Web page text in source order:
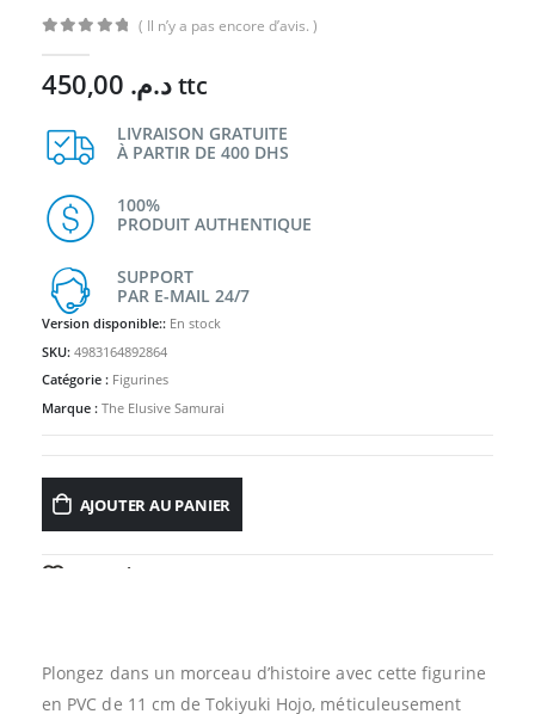
( Il n’y a pas encore d’avis. )
د.م. ttc
LIVRAISON GRATUITE
À PARTIR DE 400 DHS
100%
PRODUIT AUTHENTIQUE
SUPPORT
PAR E-MAIL 24/7
Version disponible:: En stock
SKU: 4983164892864
Catégorie : Figurines
Marque : The Elusive Samurai
AJOUTER AU PANIER
Plongez dans un morceau d’histoire avec cette figurine
en PVC de 11 cm de Tokiyuki Hojo, méticuleusement